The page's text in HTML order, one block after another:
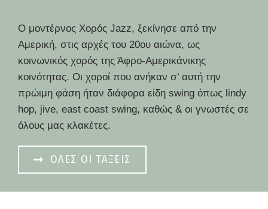
Ο μοντέρνος Χορός Jazz, ξεκίνησε από την
Αμερική, στις αρχές του 20ου αιώνα, ως
κοινωνικός χορός της Άφρο-Αμερικάνικης
κοινότητας. Οι χοροί που ανήκαν σ’ αυτή την
πρώιμη φάση ήταν διάφορα είδη swing όπως lindy
hop, jive, east coast swing, καθώς & οι γνωστές σε
όλους μας κλακέτες.
ΟΛΕΣ ΟΙ ΤΑΞΕΙΣ